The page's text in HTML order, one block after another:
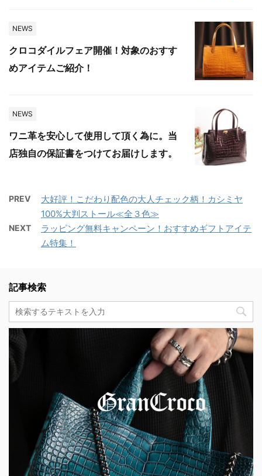
NEWS
クロコダイルフェア開催！対象のおすす
めアイテムご紹介！
NEWS
ワニ革を安心して使用して頂く為に。当
店独自の保証書をつけてお届けします。
PREV
大好評！こだわり配色の大人チェック柄！カシミヤ
100%大判ストール≪全３色≫
NEXT
ラッピング無料キャンペーン！おすすめギフトアイテ
ム特集！
記事検索